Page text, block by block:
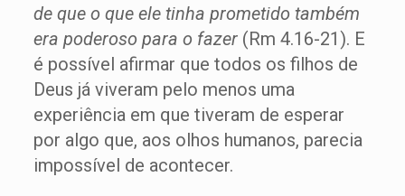
de que o que ele tinha prometido também
era poderoso para o fazer(Rm 4.16-21). E
é possível afirmar que todos os filhos de
Deus já viveram pelo menos uma
experiência em que tiveram de esperar
por algo que, aos olhos humanos, parecia
impossível de acontecer.